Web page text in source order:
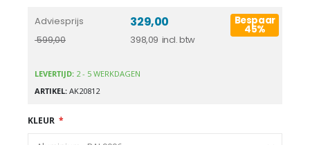
Adviesprijs
599,00 398,09
329,00 Bespaar
45%
LEVERTIJD: 2 - 5 WERKDAGEN
ARTIKEL AK20812
KLEUR